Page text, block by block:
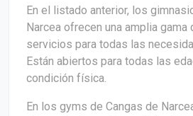
En el listado anterior, los
Narcea ofrecen una amplia
servicios para todas las
Están abiertos para todas las
condición física.
En los gyms de Cangas de